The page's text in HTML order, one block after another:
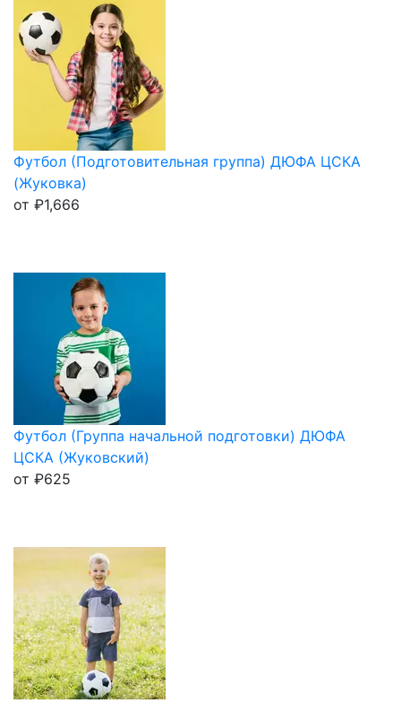
Футбол (Подготовительная группа) ДЮФА ЦСКА
(Жуковка)
от ₽1,666
Футбол (Группа начальной подготовки) ДЮФА
ЦСКА (Жуковский)
от ₽625